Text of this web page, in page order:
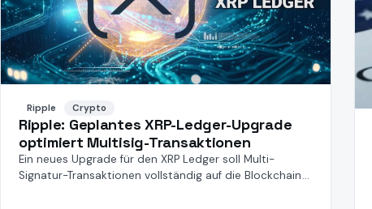
Ripple Crypto
Ripple: Geplantes XRP-Ledger-Upgrade
optimiert Multisig-Transaktionen
Ein neues Upgrade für den XRP Ledger soll Multi-
Signatur-Transaktionen vollständig auf die Blockchain